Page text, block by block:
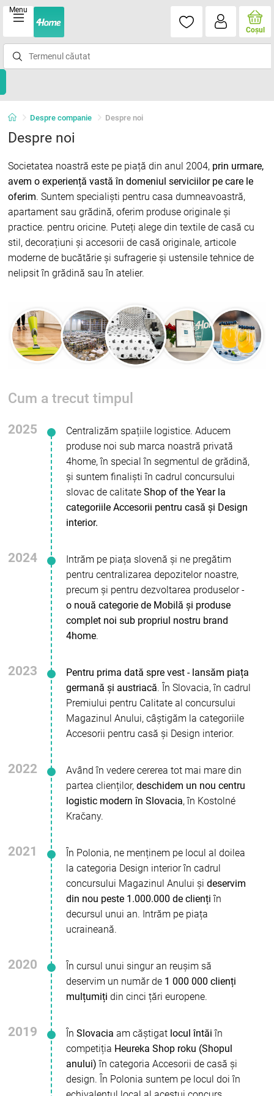
Menu
Coşul
Despre companie Despre noi
Despre noi
Societatea noastră este pe piață din anul 2004, prin urmare,
avem o experiență vastă în domeniul serviciilor pe care le
oferim. Suntem specialiști pentru casa dumneavoastră,
apartament sau grădină, oferim produse originale și
practice. pentru oricine. Puteți alege din textile de casă cu
stil, decorațiuni și accesorii de casă originale, articole
moderne de bucătărie și sufragerie și ustensile tehnice de
nelipsit în grădină sau în atelier.
Cum a trecut timpul
2025
Centralizăm spațiile logistice. Aducem
produse noi sub marca noastră privată
4home, în special în segmentul de grădină,
și suntem finaliști în cadrul concursului
slovac de calitate Shop of the Year la
categoriile Accesorii pentru casă și Design
interior.
2024
Intrăm pe piața slovenă și ne pregătim
pentru centralizarea depozitelor noastre,
precum și pentru dezvoltarea produselor -
o nouă categorie de Mobilă și produse
complet noi sub propriul nostru brand
4home.
2023
Pentru prima dată spre vest - lansăm piața
germană și austriacă. În Slovacia, în cadrul
Premiului pentru Calitate al concursului
Magazinul Anului, câștigăm la categoriile
Accesorii pentru casă și Design interior.
2022
Având în vedere cererea tot mai mare din
partea clienților, deschidem un nou centru
logistic modern în Slovacia, în Kostolné
Kračany.
2021
În Polonia, ne menținem pe locul al doilea
la categoria Design interior în cadrul
concursului Magazinul Anului și deservim
din nou peste 1.000.000 de clienți în
decursul unui an. Intrăm pe piața
ucraineană.
2020
În cursul unui singur an reușim să
deservim un număr de 1 000 000 clienți
mulțumiți din cinci țări europene.
2019 În Slovacia am căștigat locul întăi în
competiția Heureka Shop roku (Shopul
anului) în categoria Accesorii de casă și
design. În Polonia suntem pe locul doi în